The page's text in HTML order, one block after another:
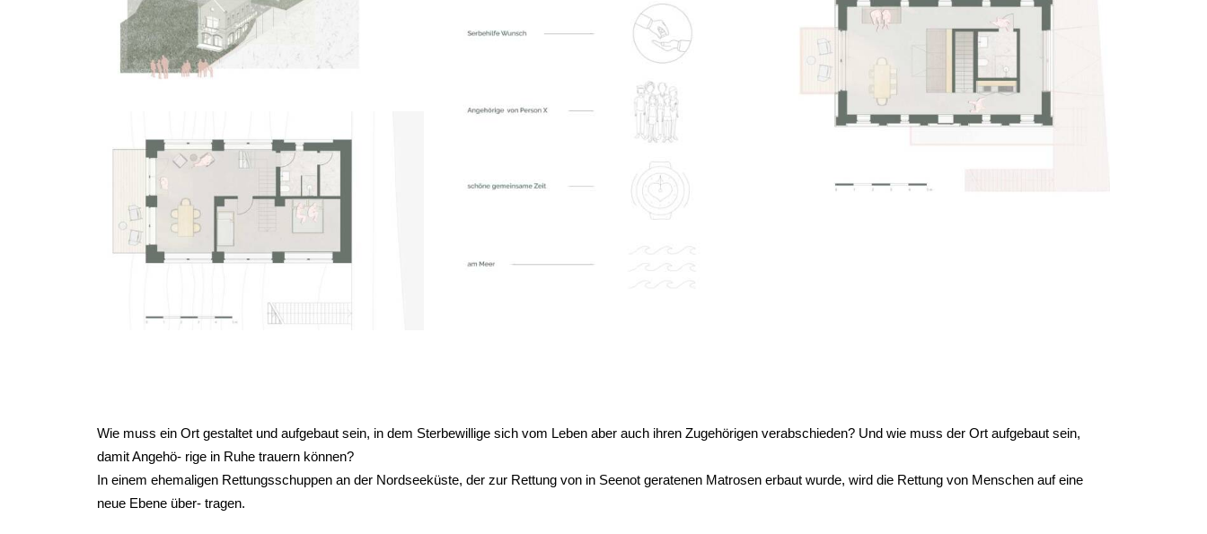
Wie muss ein Ort gestaltet und aufgebaut sein, in dem Sterbewillige sich vom Leben aber auch ihren Zugehörigen verabschieden? Und wie muss der Ort aufgebaut sein,
damit Angehö- rige in Ruhe trauern können?
In einem ehemaligen Rettungsschuppen an der Nordseeküste, der zur Rettung von in Seenot geratenen Matrosen erbaut wurde, wird die Rettung von Menschen auf eine
neue Ebene über- tragen.